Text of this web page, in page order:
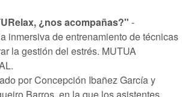
¿nos acompañas?" -
inmersiva de entrenamiento de técnicas
la gestión del estrés. MUTUA
por Concepción Ibañez García y